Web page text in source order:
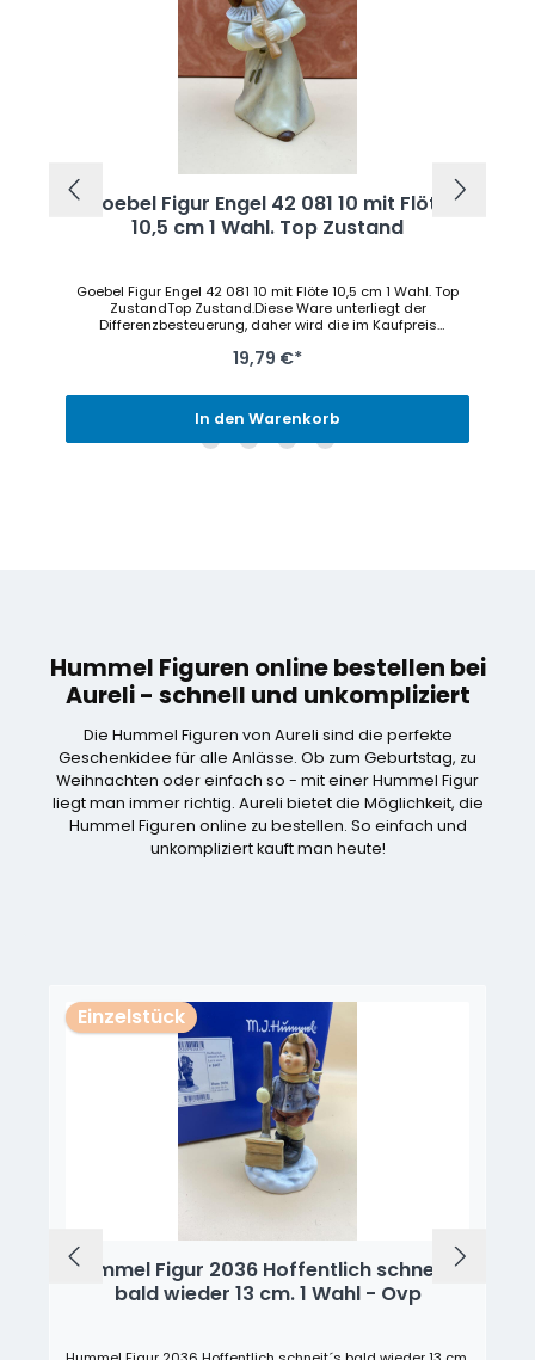
Goebel Figur Engel 42 081 10 mit Flöte
10,5 cm 1 Wahl. Top Zustand
Goebel Figur Engel 42 081 10 mit Flöte 10,5 cm 1 Wahl. Top
ZustandTop Zustand.Diese Ware unterliegt der
Differenzbesteuerung, daher wird die im Kaufpreis
19,79 €*
In den Warenkorb
Hummel Figuren online bestellen bei
Aureli - schnell und unkompliziert
Die Hummel Figuren von Aureli sind die perfekte
Geschenkidee für alle Anlässe. Ob zum Geburtstag, zu
Weihnachten oder einfach so - mit einer Hummel Figur
liegt man immer richtig. Aureli bietet die Möglichkeit, die
Hummel Figuren online zu bestellen. So einfach und
unkompliziert kauft man heute!
Einzelstück
Hummel Figur 2036 Hoffentlich schneit´s
bald wieder 13 cm. 1 Wahl - Ovp